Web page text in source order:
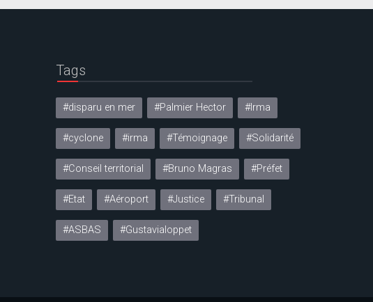
Tags
#disparu en mer #Palmier Hector #Irma
#cyclone #irma #Témoignage #Solidarité
#Conseil territorial #Bruno Magras #Préfet
#Etat #Aéroport #Justice #Tribunal
#ASBAS #Gustavialoppet